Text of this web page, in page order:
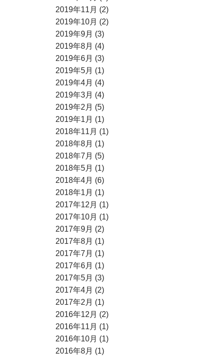
2019年11月 (2)
2019年10月 (2)
2019年9月 (3)
2019年8月 (4)
2019年6月 (3)
2019年5月 (1)
2019年4月 (4)
2019年3月 (4)
2019年2月 (5)
2019年1月 (1)
2018年11月 (1)
2018年8月 (1)
2018年7月 (5)
2018年5月 (1)
2018年4月 (6)
2018年1月 (1)
2017年12月 (1)
2017年10月 (1)
2017年9月 (2)
2017年8月 (1)
2017年7月 (1)
2017年6月 (1)
2017年5月 (3)
2017年4月 (2)
2017年2月 (1)
2016年12月 (2)
2016年11月 (1)
2016年10月 (1)
2016年8月 (1)